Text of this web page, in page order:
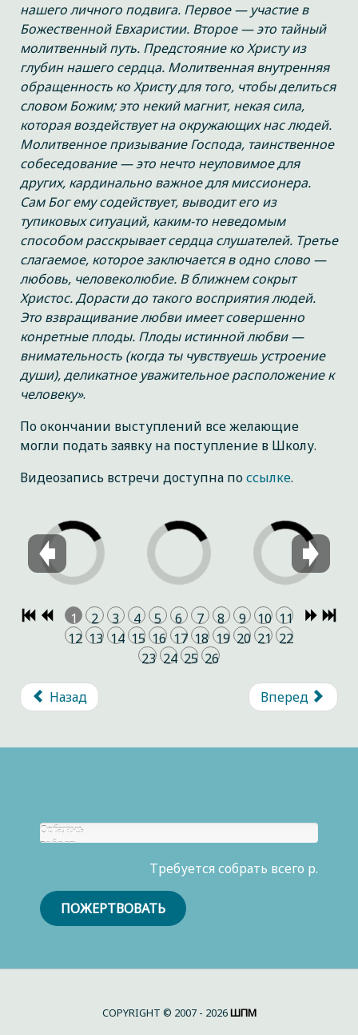
нашего личного подвига. Первое — участие в
Божественной Евхаристии. Второе — это тайный
молитвенный путь. Предстояние ко Христу из
глубин нашего сердца. Молитвенная внутренняя
обращенность ко Христу для того, чтобы делиться
словом Божим; это некий магнит, некая сила,
которая воздействует на окружающих нас людей.
Молитвенное призывание Господа, таинственное
собеседование — это нечто неуловимое для
других, кардинально важное для миссионера.
Сам Бог ему содействует, выводит его из
тупиковых ситуаций, каким-то неведомым
способом расскрывает сердца слушателей. Третье
слагаемое, которое заключается в одно слово —
любовь, человеколюбие. В ближнем сокрыт
Христос. Дорасти до такого восприятия людей.
Это взвращивание любви имеет совершенно
конретные плоды. Плоды истинной любви —
внимательность (когда ты чувствуешь устроение
души), деликатное уважительное расположение к
человеку».
По окончании выступлений все желающие
могли подать заявку на поступление в Школу.
Видеозапись встречи доступна поссылке.
1 2 3 4 5 6 7 8 9 10 11
12 13 14 15 16 17 18 19 20 21 22
23 24 25 26
Назад Вперед
Собрано
р.
Осталось
собрать
Требуется собрать всего р.
ПОЖЕРТВОВАТЬ
COPYRIGHT © 2007 - 2026ШПМ